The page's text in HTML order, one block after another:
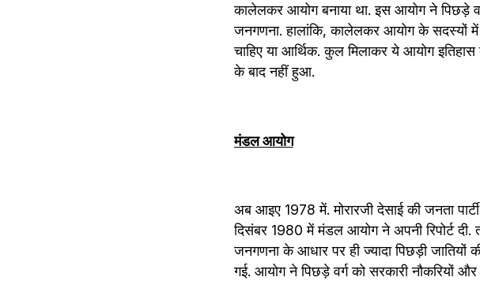
कालेलकर आयोग बनाया था. इस आयोग ने पिछड़े
जनगणना. हालांकि, कालेलकर आयोग के सदस्यों में
चाहिए या आर्थिक. कुल मिलाकर ये आयोग
के बाद नहीं हुआ.
मंडल आयोग
अब आइए 1978 में. मोरारजी देसाई की जनता
दिसंबर 1980 में मंडल आयोग ने अपनी रिपोर्ट
जनगणना के आधार पर ही ज्यादा पिछड़ी जातियों
गई. आयोग ने पिछड़े वर्ग को सरकारी नौकरियों